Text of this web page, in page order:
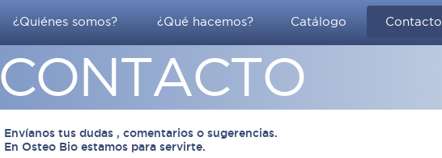
Envíanos tus dudas , comentarios o sugerencias.
En Osteo Bio estamos para servirte.
CONTACTO
¿Quiénes somos? ¿Qué hacemos? Catálogo Contacto